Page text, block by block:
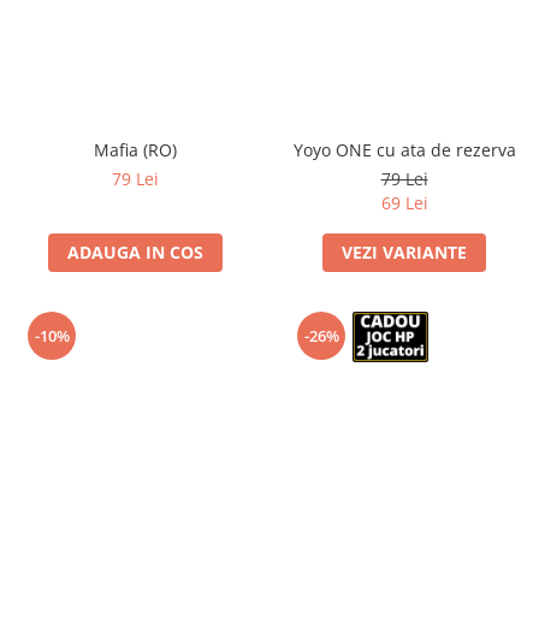
Mafia (RO)
79 Lei
ADAUGA IN COS
Yoyo ONE cu ata de rezerva
79 Lei
69 Lei
VEZI VARIANTE
-10% -26%